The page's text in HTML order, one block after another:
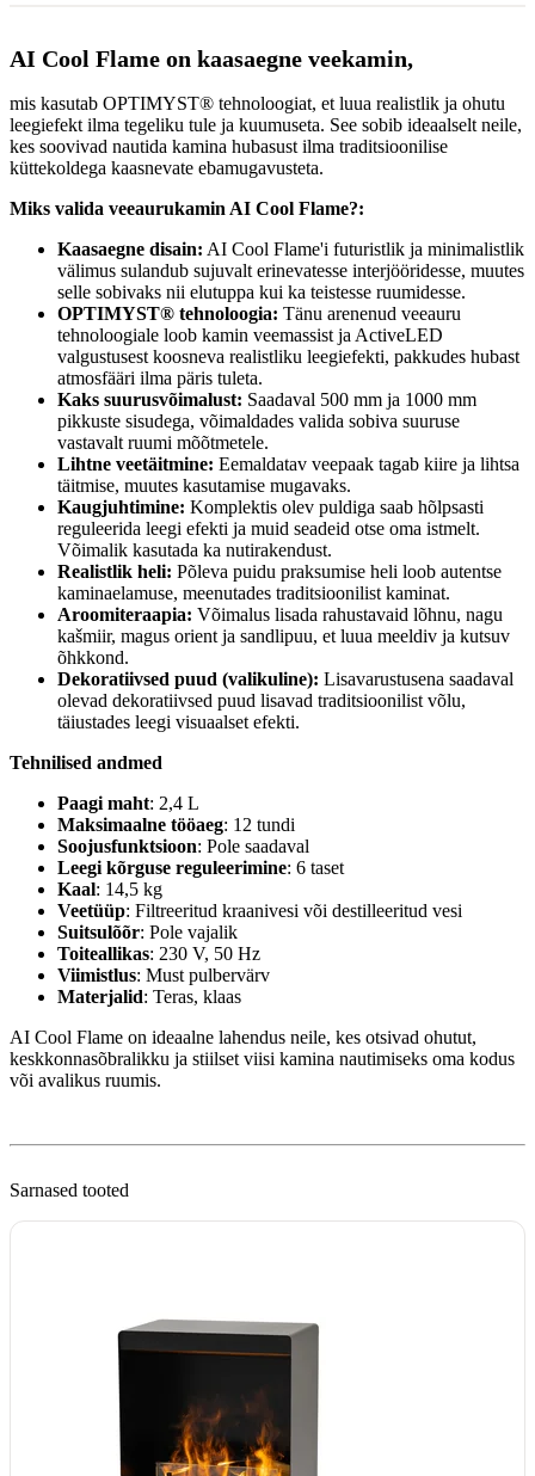
AI Cool Flame on kaasaegne veekamin,
mis kasutab OPTIMYST® tehnoloogiat, et luua realistlik ja ohutu
leegiefekt ilma tegeliku tule ja kuumuseta. See sobib ideaalselt neile,
kes soovivad nautida kamina hubasust ilma traditsioonilise
küttekoldega kaasnevate ebamugavusteta.
Miks valida veeaurukamin AI Cool Flame?:
Kaasaegne disain: AI Cool Flame'i futuristlik ja minimalistlik
välimus sulandub sujuvalt erinevatesse interjööridesse, muutes
selle sobivaks nii elutuppa kui ka teistesse ruumidesse.
OPTIMYST® tehnoloogia: Tänu arenenud veeauru
tehnoloogiale loob kamin veemassist ja ActiveLED
valgustusest koosneva realistliku leegiefekti, pakkudes hubast
atmosfääri ilma päris tuleta.
Kaks suurusvõimalust: Saadaval 500 mm ja 1000 mm
pikkuste sisudega, võimaldades valida sobiva suuruse
vastavalt ruumi mõõtmetele.
Lihtne veetäitmine: Eemaldatav veepaak tagab kiire ja lihtsa
täitmise, muutes kasutamise mugavaks.
Kaugjuhtimine: Komplektis olev puldiga saab hõlpsasti
reguleerida leegi efekti ja muid seadeid otse oma istmelt.
Võimalik kasutada ka nutirakendust.
Realistlik heli: Põleva puidu praksumise heli loob autentse
kaminaelamuse, meenutades traditsioonilist kaminat.
Aroomiteraapia: Võimalus lisada rahustavaid lõhnu, nagu
kašmiir, magus orient ja sandlipuu, et luua meeldiv ja kutsuv
õhkkond.
Dekoratiivsed puud (valikuline): Lisavarustusena saadaval
olevad dekoratiivsed puud lisavad traditsioonilist võlu,
täiustades leegi visuaalset efekti.
Tehnilised andmed
Paagi maht: 2,4 L
Maksimaalne tööaeg: 12 tundi
Soojusfunktsioon: Pole saadaval
Leegi kõrguse reguleerimine: 6 taset
Kaal: 14,5 kg
Veetüüp: Filtreeritud kraanivesi või destilleeritud vesi
Suitsulõõr: Pole vajalik
Toiteallikas: 230 V, 50 Hz
Viimistlus: Must pulbervärv
Materjalid: Teras, klaas
AI Cool Flame on ideaalne lahendus neile, kes otsivad ohutut,
keskkonnasõbralikku ja stiilset viisi kamina nautimiseks oma kodus
või avalikus ruumis.
Sarnased tooted